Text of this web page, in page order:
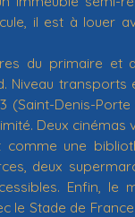
il est à louer
du primaire et
Niveau transports
(Saint-Denis-
Deux
une
deux
Enfin, le
le Stade de